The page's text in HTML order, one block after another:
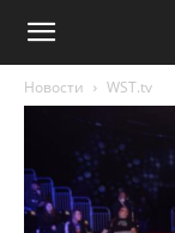
Новости WST.tv